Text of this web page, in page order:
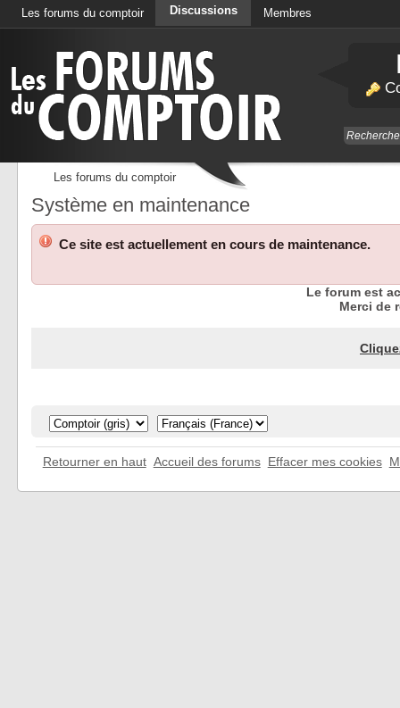
Les forums du comptoir Discussions Membres
Les forums du comptoir
Système en maintenance
Ce site est actuellement en cours de maintenance.
Le forum est
Merci de
Retourner en haut Accueil des forums Effacer mes cookies